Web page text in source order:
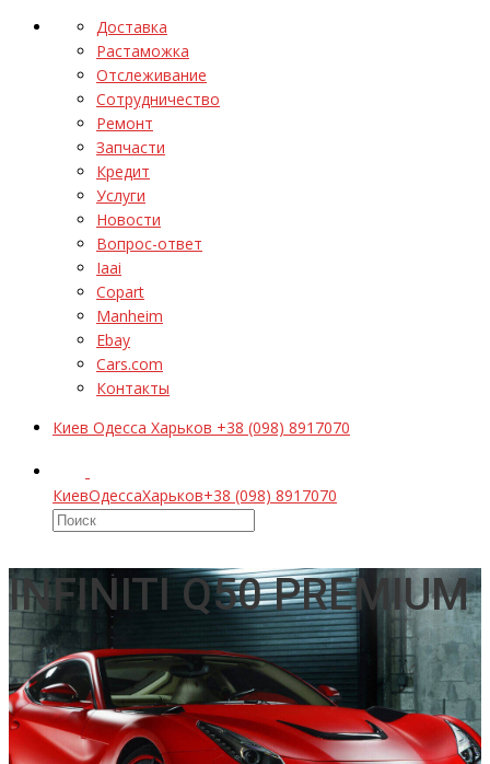
Доставка
Растаможка
Отслеживание
Сотрудничество
Ремонт
Запчасти
Кредит
Услуги
Новости
Вопрос-ответ
Iaai
Copart
Manheim
Ebay
Cars.com
Контакты
Киев Одесса Харьков +38 (098) 8917070
КиевОдессаХарьков+38 (098) 8917070
INFINITI Q50 PREMIUM